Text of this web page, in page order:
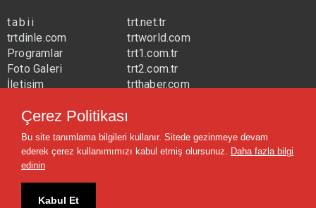
tabii
trtdinle.com
Programlar
Foto Galeri
İletişim
trt.net.tr
trtworld.com
trt1.com.tr
trt2.com.tr
trthaber.com
trtavaz.com.tr
trtmuzik.net.tr
trtcocuk.net.tr
Çerez Politikası
Bu site tanımlama bilgileri kullanır. Sitede gezinmeye devam
ederek çerez kullanımımızı kabul etmiş olursunuz. Daha fazla bilgi
edinin
Kabul Et